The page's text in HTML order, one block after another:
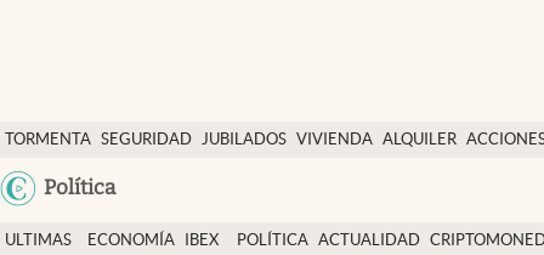
TORMENTA SEGURIDAD JUBILADOS VIVIENDA ALQUILER
Política
Economía y finanzas
Política
Actualidad
ULTIMAS
ECONOMÍA
IBEX
POLÍTICA ACTUALIDAD